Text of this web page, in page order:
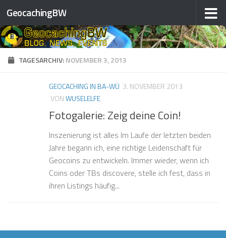
Zum Inhalt springen
GeocachingBW
TAGESARCHIV:NOVEMBER 3, 2013
GEOCACHING IN BA-WÜ 3. NOVEMBER 2013
VONWUSELELFE
Fotogalerie: Zeig deine Coin!
Inszenierung ist alles Im Laufe der letzten beiden
Jahre begann ich, eine richtige Leidenschaft für
Geocoins zu entwickeln. Immer wieder, wenn ich
Coins oder TBs discovere, stelle ich fest, dass in
ihren Listings häufig...